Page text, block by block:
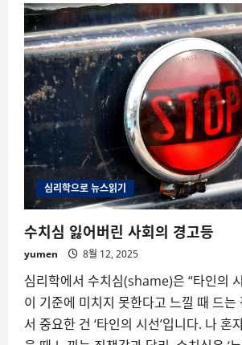
은
입
시
비
리,
다
른
결
말
심리학으로 뉴스읽기
수치심 잃어버린 사회의 경고등
yumen 8월 12, 2025
심리학에서 수치심(shame)은 “타인의
이 기준에 미치지 못한다고 느낄 때 드는
서 중요한 건 ‘타인의 시선’입니다. 나 혼